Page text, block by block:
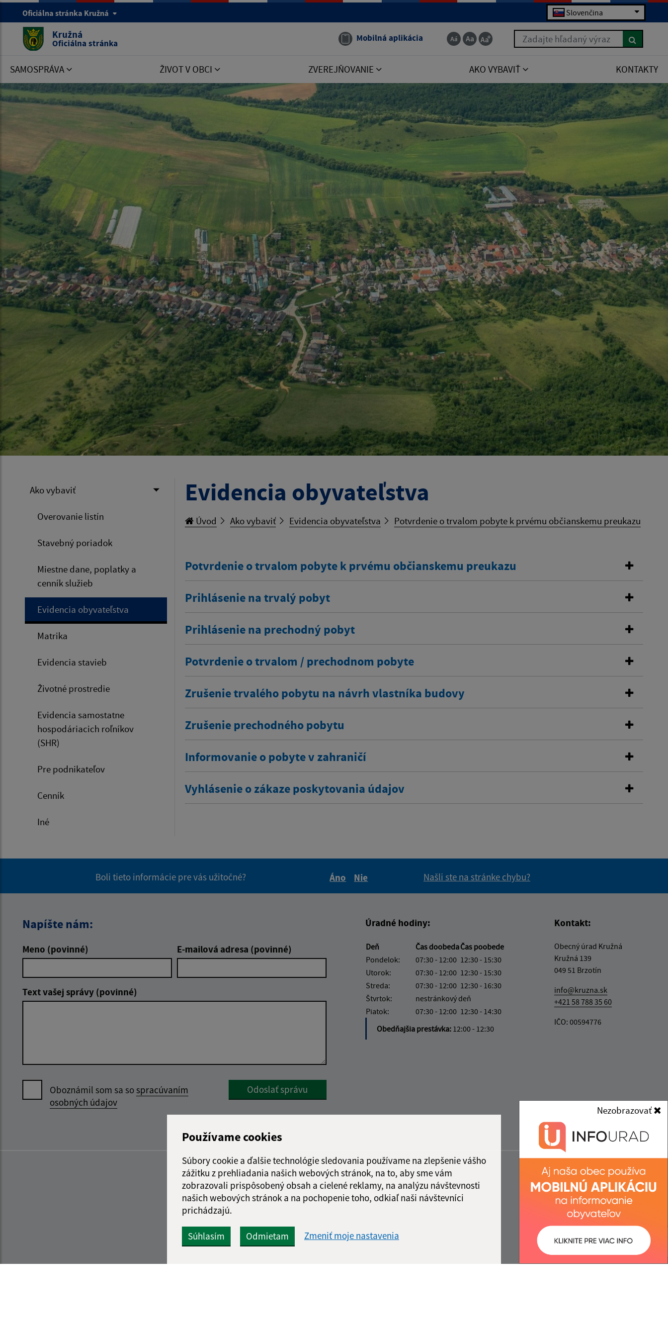
Používame cookies
Súbory cookie a ďalšie technológie sledovania používame na zlepšenie vášho
zážitku z prehliadania našich webových stránok, na to, aby sme vám
zobrazovali prispôsobený obsah a cielené reklamy, na analýzu návštevnosti
našich webových stránok a na pochopenie toho, odkiaľ naši návštevníci
prichádzajú.
Súhlasím Odmietam Zmeniť moje nastavenia
Nezobrazovať
Oficiálna stránka Kružná Slovenčina
Kružná
Oficiálna stránka Mobilná aplikácia Zadajte hľadaný výraz
SAMOSPRÁVA ŽIVOT V OBCI ZVEREJŇOVANIE AKO VYBAVIŤ KONTAKTY
Ako vybaviť
Overovanie listín
Stavebný poriadok
Miestne dane, poplatky a
cenník služieb
Evidencia obyvateľstva
Matrika
Evidencia stavieb
Životné prostredie
Evidencia samostatne
hospodáriacich roľníkov
(SHR)
Pre podnikateľov
Cenník
Iné
Evidencia obyvateľstva
Úvod Ako vybaviť Evidencia obyvateľstva Potvrdenie o trvalom pobyte k prvému občianskemu preukazu
Potvrdenie o trvalom pobyte k prvému občianskemu preukazu
Prihlásenie na trvalý pobyt
Prihlásenie na prechodný pobyt
Potvrdenie o trvalom / prechodnom pobyte
Zrušenie trvalého pobytu na návrh vlastníka budovy
Zrušenie prechodného pobytu
Informovanie o pobyte v zahraničí
Vyhlásenie o zákaze poskytovania údajov
Boli tieto informácie pre vás užitočné?
Áno
Nie
Našli ste na stránke chybu?
Napíšte nám:
Meno (povinné) E-mailová adresa (povinné)
Text vašej správy (povinné)
Oboznámil som sa sospracúvaním
osobných údajov
Google reCaptcha Response
Odoslať správu
Úradné hodiny:
Deň Čas doobedaČas poobede
Pondelok:
07:30 - 12:00 12:30 - 15:30
Utorok:
07:30 - 12:00 12:30 - 15:30
Streda:
07:30 - 12:00 12:30 - 16:30
Štvrtok:
nestránkový deň
Piatok:
07:30 - 12:00 12:30 - 14:30
Obedňajšia prestávka: 12:00 - 12:30
Kontakt:
Obecný úrad Kružná
Kružná 139
049 51 Brzotín
info@kruzna.sk
+421 58 788 35 60
IČO: 00594776